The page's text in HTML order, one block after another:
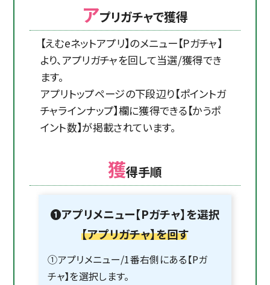
アプリガチャで獲得
【えむeネットアプリ】のメニュー【Pガチャ】
より、アプリガチャを回して当選/獲得でき
ます。
アプリトップページの下段辺り【ポイントガ
チャラインナップ】欄に獲得できる【かうポ
イント数】が掲載されています。
獲得手順
❶アプリメニュー【Pガチャ】を選択
【アプリガチャ】を回す
①アプリメニュー/1番右側にある【Pガ
チャ】を選択します。